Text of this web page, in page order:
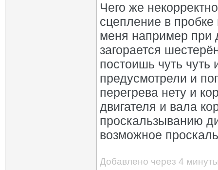
Чего же
сцепление в
меня например при
загорается
постоишь чуть чуть
предусмотрели и
перегрева нету и
двигателя и вала
проскальзыванию
возможное
Добавлено через 4